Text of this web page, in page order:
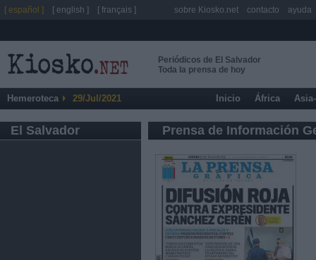
Periódicos de El Salvador
Toda la prensa de hoy
Hemeroteca 29/Jul/2021 Inicio África
El Salvador Prensa de Información
[ español ] [ english ] [ français ] sobre Kiosko.net contacto ayuda